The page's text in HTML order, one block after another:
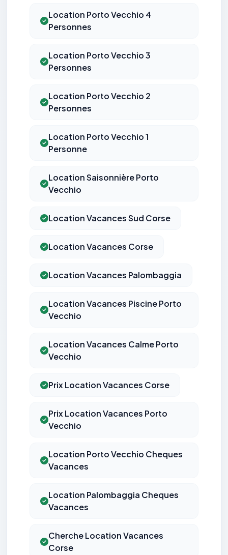
Location Porto Vecchio 4
Personnes
Location Porto Vecchio 3
Personnes
Location Porto Vecchio 2
Personnes
Location Porto Vecchio 1
Personne
Location Saisonnière Porto
Vecchio
Location Vacances Sud Corse
Location Vacances Corse
Location Vacances Palombaggia
Location Vacances Piscine Porto
Vecchio
Location Vacances Calme Porto
Vecchio
Prix Location Vacances Corse
Prix Location Vacances Porto
Vecchio
Location Porto Vecchio Cheques
Vacances
Location Palombaggia Cheques
Vacances
Cherche Location Vacances
Corse